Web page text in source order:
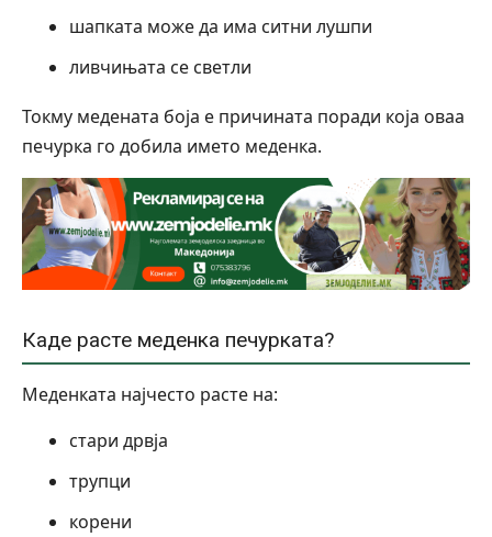
шапката може да има ситни лушпи
ливчињата се светли
Токму медената боја е причината поради која оваа
печурка го добила името меденка.
Каде расте меденка печурката?
Меденката најчесто расте на:
стари дрвја
трупци
корени